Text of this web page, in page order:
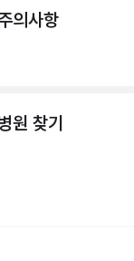
의사항
원 찾기